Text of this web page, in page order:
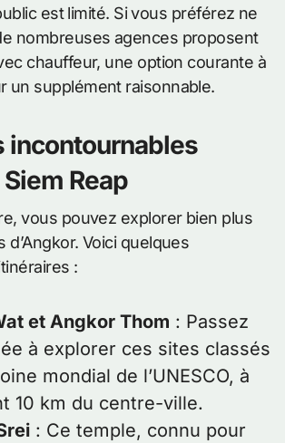
est limité. Si vous préférez ne
nombreuses agences proposent
chauffeur, une option courante à
un supplément raisonnable.
incontournables
Reap
vous pouvez explorer bien plus
d’Angkor. Voici quelques
:
et Angkor Thom : Passez
à explorer ces sites classés
mondial de l’UNESCO, à
10 km du centre-ville.
: Ce temple, connu pour